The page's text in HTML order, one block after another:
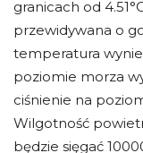
granicach od
przewidywana o
temperatura
poziomie morza
ciśnienie na
Wilgotność
będzie sięgać